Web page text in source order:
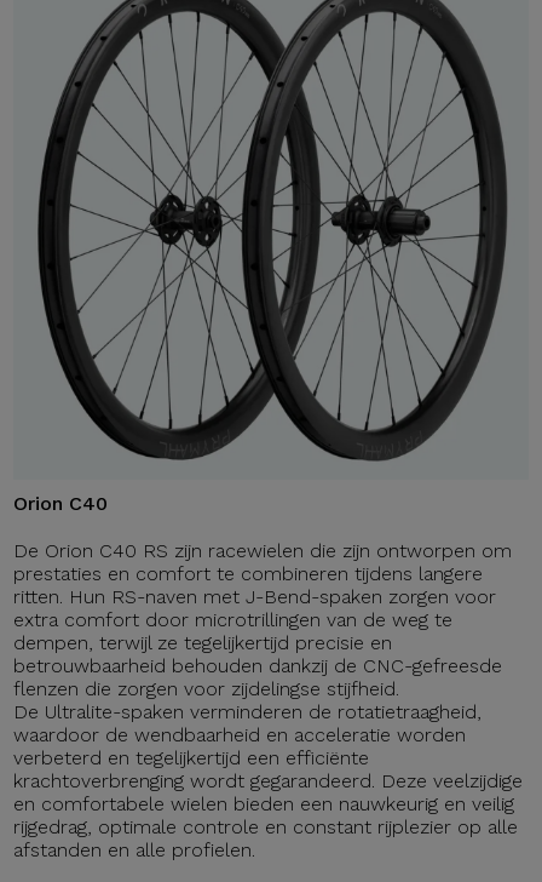
Orion C40
De Orion C40 RS zijn racewielen die zijn ontworpen om
prestaties en comfort te combineren tijdens langere
ritten. Hun RS-naven met J-Bend-spaken zorgen voor
extra comfort door microtrillingen van de weg te
dempen, terwijl ze tegelijkertijd precisie en
betrouwbaarheid behouden dankzij de CNC-gefreesde
flenzen die zorgen voor zijdelingse stijfheid.
De Ultralite-spaken verminderen de rotatietraagheid,
waardoor de wendbaarheid en acceleratie worden
verbeterd en tegelijkertijd een efficiënte
krachtoverbrenging wordt gegarandeerd. Deze veelzijdige
en comfortabele wielen bieden een nauwkeurig en veilig
rijgedrag, optimale controle en constant rijplezier op alle
afstanden en alle profielen.